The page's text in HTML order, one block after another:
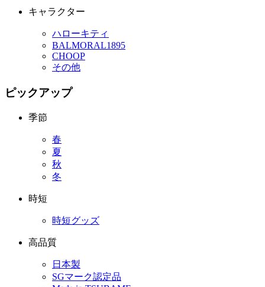
キャラクター
ハローキティ
BALMORAL1895
CHOOP
その他
ピックアップ
季節
春
夏
秋
冬
時短
時短グッズ
高品質
日本製
SGマーク認定品